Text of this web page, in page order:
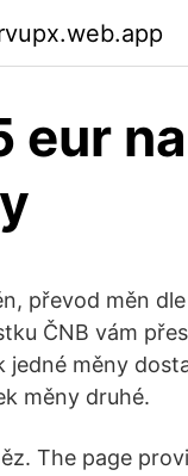
eur na
převod měn
ČNB vám
jedné měny
měny druhé.
The page